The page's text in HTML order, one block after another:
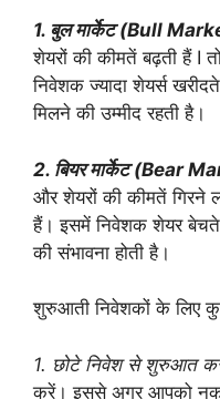
1. बुल मार्केट (Bull
शेयरों की कीमतें बढ़ती हैं I
निवेशक ज्यादा शेयर्स
मिलने की उम्मीद रहती है।
2. बियर मार्केट (Bear
और शेयरों की कीमतें गिरने
हैं। इसमें निवेशक शेयर बेचते
की संभावना होती है।
शुरुआती निवेशकों के लिए
1. छोटे निवेश से शुरुआत
करें। इससे अगर आपको